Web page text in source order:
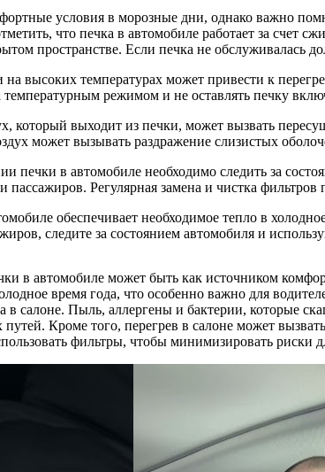
условия в морозные дни, однако важно
что печка в автомобиле работает за счет
пространстве. Если печка не обслуживалась
высоких температурах может привести к
режимом и не оставлять печку
который выходит из печки, может вызвать
может вызывать раздражение слизистых
печки в автомобиле необходимо следить за
пассажиров. Регулярная замена и чистка
обеспечивает необходимое тепло в
следите за состоянием автомобиля и
в автомобиле может быть как источником
время года, что особенно важно для
в салоне. Пыль, аллергены и бактерии, которые
Кроме того, перегрев в салоне может
фильтры, чтобы минимизировать риски